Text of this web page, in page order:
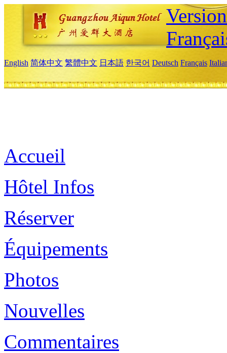
English 简体中文 繁體中文 日本語 한국어 Deutsch Français
Accueil
Hôtel Infos
Réserver
Équipements
Photos
Nouvelles
Commentaires